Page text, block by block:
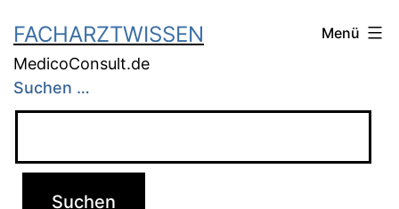
FACHARZTWISSEN
MedicoConsult.de
Menü
Suchen …